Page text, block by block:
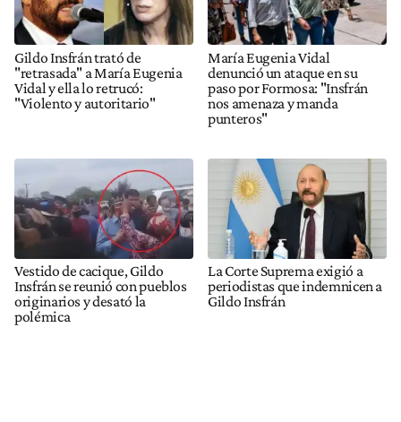
Gildo Insfrán trató de
"retrasada" a María Eugenia
Vidal y ella lo retrucó:
"Violento y autoritario"
María Eugenia Vidal
denunció un ataque en su
paso por Formosa: "Insfrán
nos amenaza y manda
punteros"
Vestido de cacique, Gildo
Insfrán se reunió con pueblos
originarios y desató la
polémica
La Corte Suprema exigió a
periodistas que indemnicen a
Gildo Insfrán